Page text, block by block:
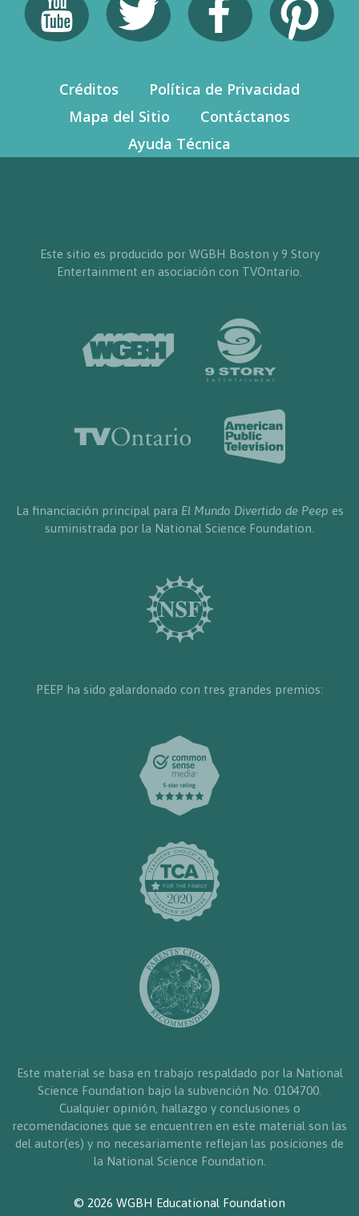
Créditos
Política de Privacidad
Mapa del Sitio
Contáctanos
Ayuda Técnica
Este sitio es producido por WGBH Boston y 9 Story
Entertainment en asociación con TVOntario.
La financiación principal para El Mundo Divertido de Peep es
suministrada por la National Science Foundation.
PEEP ha sido galardonado con tres grandes premios:
Este material se basa en trabajo respaldado por la National
Science Foundation bajo la subvención No. 0104700.
Cualquier opinión, hallazgo y conclusiones o
recomendaciones que se encuentren en este material son las
del autor(es) y no necesariamente reflejan las posiciones de
la National Science Foundation.
© 2026 WGBH Educational Foundation